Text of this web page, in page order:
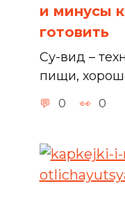
и минусы
готовить
Су-вид –
пищи,
0 0